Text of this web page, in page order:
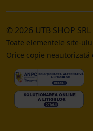
© 2026 UTB SHOP SRL
Toate elementele site-
Orice copie